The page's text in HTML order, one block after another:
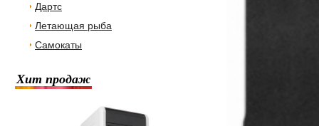
Дартс
Летающая рыба
Самокаты
Хит продаж